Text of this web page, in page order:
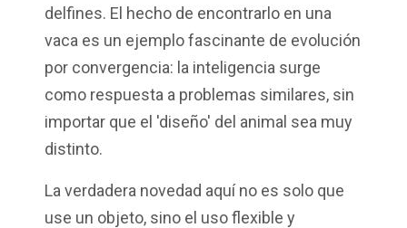
delfines. El hecho de encontrarlo en una
vaca es un ejemplofascinante de evolución
por convergencia: la inteligencia surge
como respuesta a problemas similares, sin
importar que el 'diseño' del animal sea muy
distinto.
La verdadera novedad aquíno es solo que
use un objeto, sino el usoflexible y